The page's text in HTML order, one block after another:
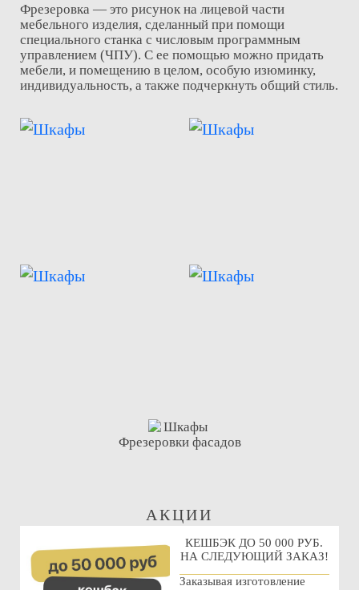
Фрезеровка — это рисунок на лицевой части
мебельного изделия, сделанный при помощи
специального станка с числовым программным
управлением (ЧПУ). С ее помощью можно придать
мебели, и помещению в целом, особую изюминку,
индивидуальность, а также подчеркнуть общий стиль.
Фрезеровки фасадов
АКЦИИ
КЕШБЭК ДО 50 000 РУБ.
НА СЛЕДУЮЩИЙ ЗАКАЗ!
Заказывая изготовление